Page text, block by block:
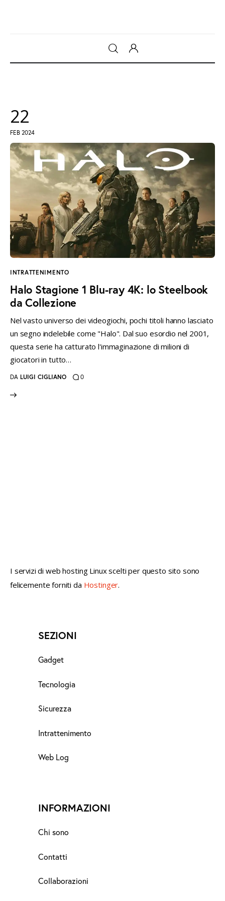
Intrattenimento
Web Log
instagramm
threads twitter-
x
rss
22
FEB 2024
INTRATTENIMENTO
Halo Stagione 1 Blu-ray 4K: lo Steelbook
da Collezione
Nel vasto universo dei videogiochi, pochi titoli hanno lasciato
un segno indelebile come "Halo". Dal suo esordio nel 2001,
questa serie ha catturato l'immaginazione di milioni di
giocatori in tutto…
DA LUIGI CIGLIANO 0
I servizi di web hosting Linux scelti per questo sito sono
felicemente forniti da Hostinger.
SEZIONI
Gadget
Tecnologia
Sicurezza
Intrattenimento
Web Log
INFORMAZIONI
Chi sono
Contatti
Collaborazioni